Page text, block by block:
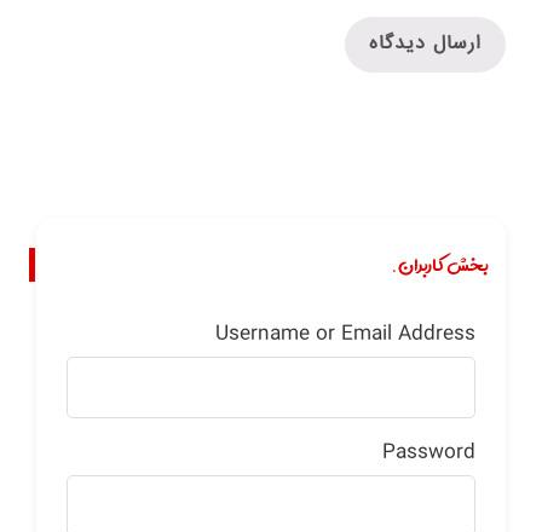
بخش کاربران.
Username or Email Address
Password